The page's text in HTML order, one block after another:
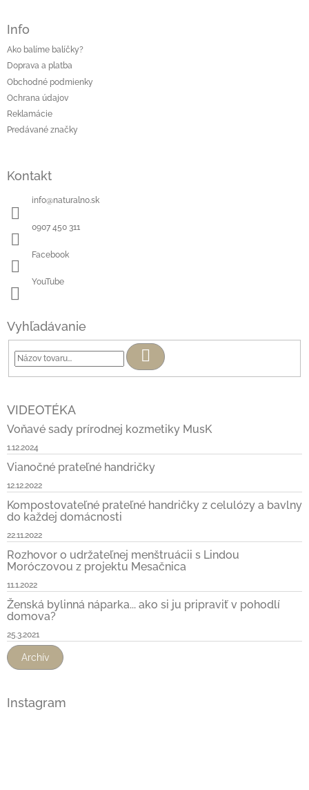
Info
Ako balíme balíčky?
Doprava a platba
Obchodné podmienky
Ochrana údajov
Reklamácie
Predávané značky
Kontakt
info@naturalno.sk
0907 450 311
Facebook
YouTube
Vyhľadávanie
Hľadať
VIDEOTÉKA
Voňavé sady prírodnej kozmetiky MusK
1.12.2024
Vianočné prateľné handričky
12.12.2022
Kompostovateľné prateľné handričky z celulózy a bavlny
do každej domácnosti
22.11.2022
Rozhovor o udržateľnej menštruácii s Lindou
Moróczovou z projektu Mesačnica
11.1.2022
Ženská bylinná náparka... ako si ju pripraviť v pohodlí
domova?
25.3.2021
Archív
Instagram